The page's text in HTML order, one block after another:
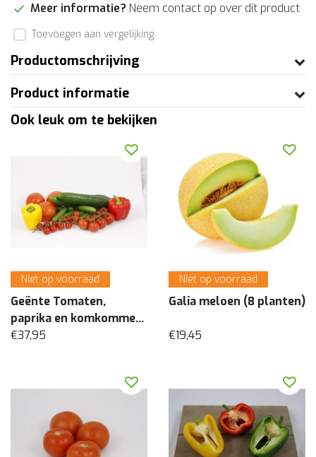
Meer informatie? Neem contact op over dit product
Toevoegen aan vergelijking
Productomschrijving
Product informatie
Ook leuk om te bekijken
Niet op voorraad
Geënte Tomaten,
paprika en komkommer
(16 planten)
€37,95
Niet op voorraad
Galia meloen (8 planten)
€19,45